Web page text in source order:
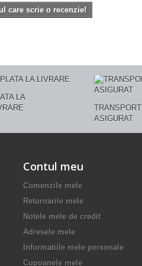
care scrie o recenzie!
LA
TRANSPORT
ASIGURAT
Contul meu
Comenzile mele
Returnarile mele
Notele mele de credit
Adresele mele
Informatiile mele personale
Cupoanele mele